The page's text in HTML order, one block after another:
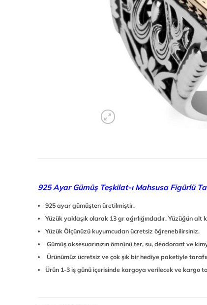
925 Ayar Gümüş Teşkilat-ı Mahsusa Figürlü
925 ayar gümüşten üretilmiştir.
Yüzük yaklaşık olarak 13 gr ağırlığındadır. Yüzüğün alt
Yüzük Ölçünüzü kuyumcudan ücretsiz öğrenebilirsiniz.
Gümüş aksesuarınızın ömrünü ter, su, deodorant ve
Ürünümüz ücretsiz ve çok şık bir hediye paketiyle
Ürün 1-3 iş günü içerisinde kargoya verilecek ve kargo